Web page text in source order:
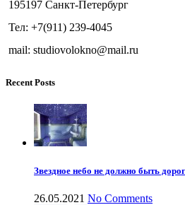
195197 Санкт-Петербург
Тел: +7(911) 239-4045
mail: studiovolokno@mail.ru
Recent Posts
Звездное небо не должно быть
26.05.2021 No Comments